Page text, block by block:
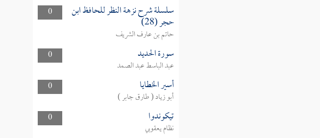
0
سلسلة شرح نزهة النظر للحافظ ابن
حجر (28)
حاتم بن عارف الشريف
0
سورة الحديد
عبد الباسط عبد الصمد
0
أسير الخطايا
أبو زياد ( طارق جابر )
0
تيكوندوا
نظام يعقوبي